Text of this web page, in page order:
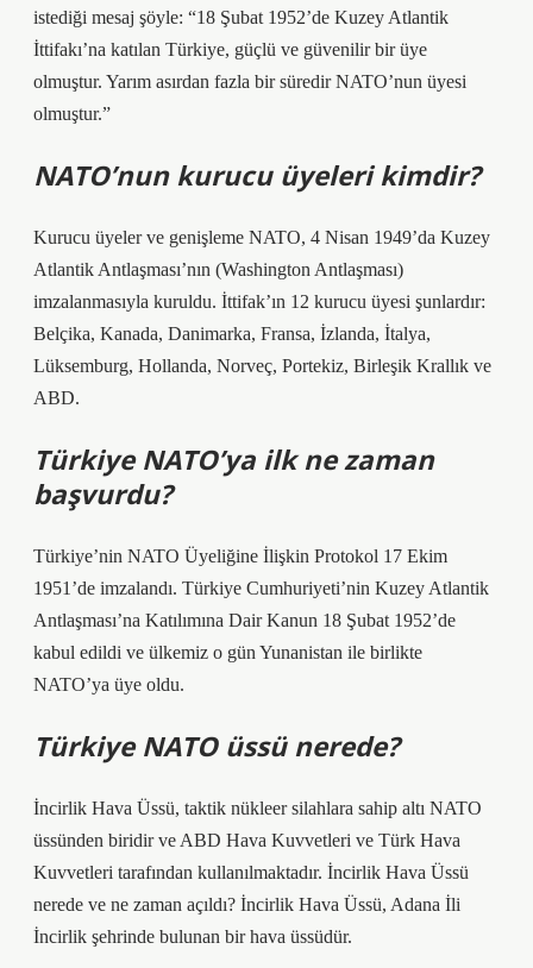
istediği mesaj şöyle: “18 Şubat 1952’de Kuzey Atlantik
İttifakı’na katılan Türkiye, güçlü ve güvenilir bir üye
olmuştur. Yarım asırdan fazla bir süredir NATO’nun üyesi
olmuştur.”
NATO’nun kurucu üyeleri kimdir?
Kurucu üyeler ve genişleme NATO, 4 Nisan 1949’da Kuzey
Atlantik Antlaşması’nın (Washington Antlaşması)
imzalanmasıyla kuruldu. İttifak’ın 12 kurucu üyesi şunlardır:
Belçika, Kanada, Danimarka, Fransa, İzlanda, İtalya,
Lüksemburg, Hollanda, Norveç, Portekiz, Birleşik Krallık ve
ABD.
Türkiye NATO’ya ilk ne zaman
başvurdu?
Türkiye’nin NATO Üyeliğine İlişkin Protokol 17 Ekim
1951’de imzalandı. Türkiye Cumhuriyeti’nin Kuzey Atlantik
Antlaşması’na Katılımına Dair Kanun 18 Şubat 1952’de
kabul edildi ve ülkemiz o gün Yunanistan ile birlikte
NATO’ya üye oldu.
Türkiye NATO üssü nerede?
İncirlik Hava Üssü, taktik nükleer silahlara sahip altı NATO
üssünden biridir ve ABD Hava Kuvvetleri ve Türk Hava
Kuvvetleri tarafından kullanılmaktadır. İncirlik Hava Üssü
nerede ve ne zaman açıldı? İncirlik Hava Üssü, Adana İli
İncirlik şehrinde bulunan bir hava üssüdür.